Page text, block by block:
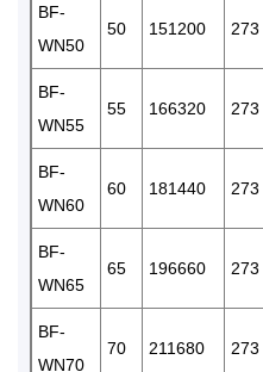
BF-
WN50
50 151200 273
BF-
WN55
55 166320 273
BF-
WN60
60 181440 273
BF-
WN65
65 196660 273
BF-
WN70
70 211680 273